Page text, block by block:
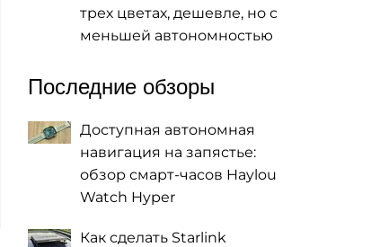
трех цветах, дешевле, но с
меньшей автономностью
Последние обзоры
Доступная автономная
навигация на запястье:
обзор смарт-часов Haylou
Watch Hyper
Как сделать Starlink